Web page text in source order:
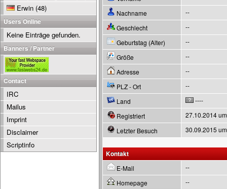
Nachname
--
Geschlecht
--
Geburtstag (Alter)
--
Größe
--
Adresse
--
PLZ - Ort
--
Land
----
Registriert
27.10.2014
Letzter Besuch
30.09.2015
Kontakt
E-Mail
--
Homepage
--
Erwin (48)
Users Online
Keine Einträge gefunden.
Banners / Partner
Contact
IRC
Mailus
Imprint
Disclaimer
Scriptinfo